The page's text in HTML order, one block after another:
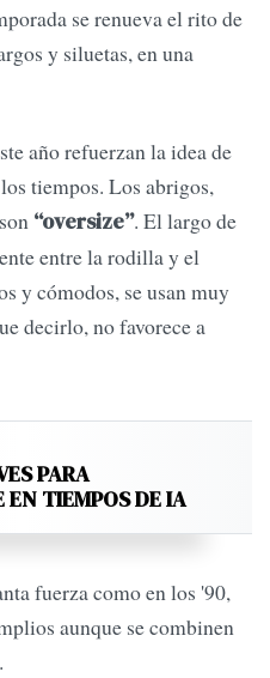
se renueva el rito de
y siluetas, en una
año refuerzan la idea de
tiempos. Los abrigos,
“oversize”. El largo de
entre la rodilla y el
y cómodos, se usan muy
decirlo, no favorece a
PARA
EN TIEMPOS DE IA
fuerza como en los '90,
aunque se combinen